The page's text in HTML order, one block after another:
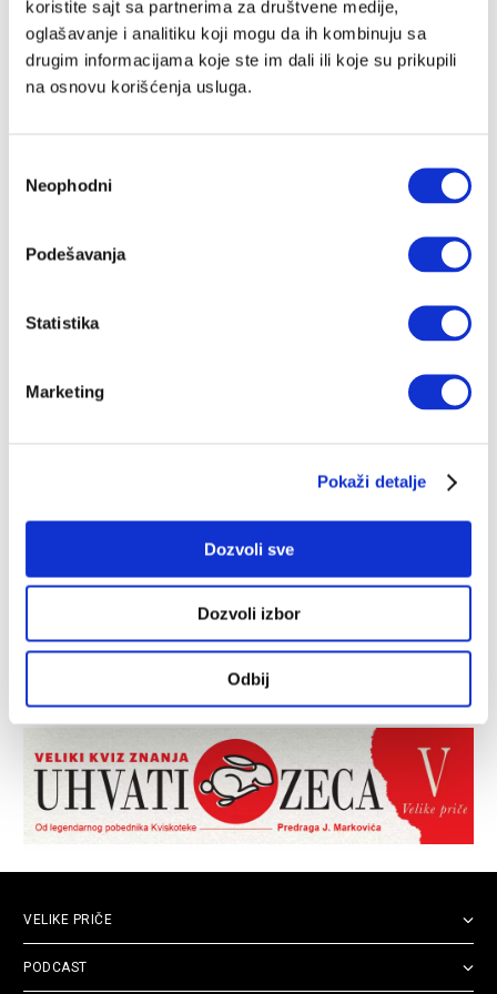
koristite sajt sa partnerima za društvene medije,
oglašavanje i analitiku koji mogu da ih kombinuju sa
drugim informacijama koje ste im dali ili koje su prikupili
na osnovu korišćenja usluga.
сагласности
Neophodni
Podešavanja
Statistika
Marketing
Pokaži detalje
Dozvoli sve
Dozvoli izbor
Odbij
VELIKE PRIČE
PODCAST